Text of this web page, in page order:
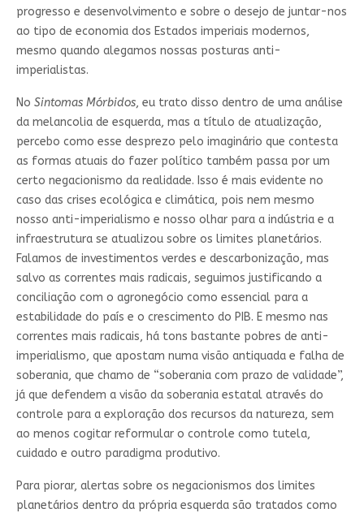
progresso e desenvolvimento e sobre o desejo de juntar-nos
ao tipo de economia dos Estados imperiais modernos,
mesmo quando alegamos nossas posturas anti-
imperialistas.
No Sintomas Mórbidos, eu trato disso dentro de uma análise
da melancolia de esquerda, mas a título de atualização,
percebo como esse desprezo pelo imaginário que contesta
as formas atuais do fazer político também passa por um
certo negacionismo da realidade. Isso é mais evidente no
caso das crises ecológica e climática, pois nem mesmo
nosso anti-imperialismo e nosso olhar para a indústria e a
infraestrutura se atualizou sobre os limites planetários.
Falamos de investimentos verdes e descarbonização, mas
salvo as correntes mais radicais, seguimos justificando a
conciliação com o agronegócio como essencial para a
estabilidade do país e o crescimento do PIB. E mesmo nas
correntes mais radicais, há tons bastante pobres de anti-
imperialismo, que apostam numa visão antiquada e falha de
soberania, que chamo de “soberania com prazo de validade”,
já que defendem a visão da soberania estatal através do
controle para a exploração dos recursos da natureza, sem
ao menos cogitar reformular o controle como tutela,
cuidado e outro paradigma produtivo.
Para piorar, alertas sobre os negacionismos dos limites
planetários dentro da própria esquerda são tratados como